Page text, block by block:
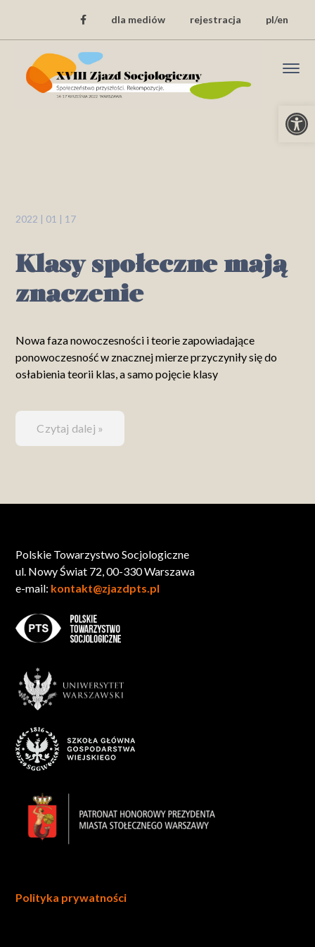
dla mediów rejestracja pl/en
2022 | 01 | 17
Klasy społeczne mają
znaczenie
Nowa faza nowoczesności i teorie zapowiadające
ponowoczesność w znacznej mierze przyczyniły się do
osłabienia teorii klas, a samo pojęcie klasy
Czytaj dalej »
Polskie Towarzystwo Socjologiczne
ul. Nowy Świat 72, 00-330 Warszawa
e-mail: kontakt@zjazdpts.pl
Polityka prywatności